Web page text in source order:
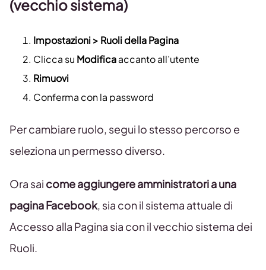
(vecchio sistema)
Impostazioni > Ruoli della Pagina
Clicca su Modificaaccanto all’utente
Rimuovi
Conferma con la password
Per cambiare ruolo, segui lo stesso percorso e
seleziona un permesso diverso.
Ora sai come aggiungere amministratori a una
pagina Facebook, sia con il sistema attuale di
Accesso alla Pagina sia con il vecchio sistema dei
Ruoli.